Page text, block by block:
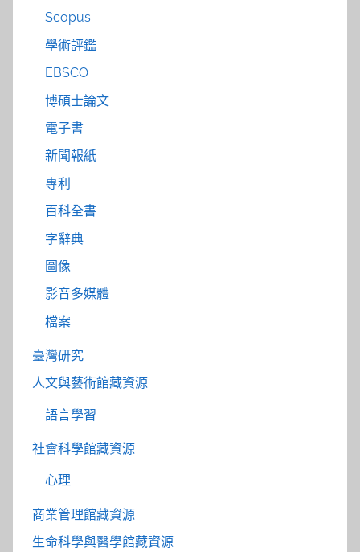
Scopus
學術評鑑
EBSCO
博碩士論文
電子書
新聞報紙
專利
百科全書
字辭典
圖像
影音多媒體
檔案
臺灣研究
人文與藝術館藏資源
語言學習
社會科學館藏資源
心理
商業管理館藏資源
生命科學與醫學館藏資源